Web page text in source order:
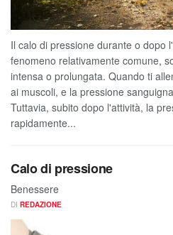
Il calo di pressione durante o dopo
fenomeno relativamente comune,
intensa o prolungata. Quando ti
ai muscoli, e la pressione
Tuttavia, subito dopo l'attività, la
rapidamente...
Calo di pressione
Benessere
DI REDAZIONE